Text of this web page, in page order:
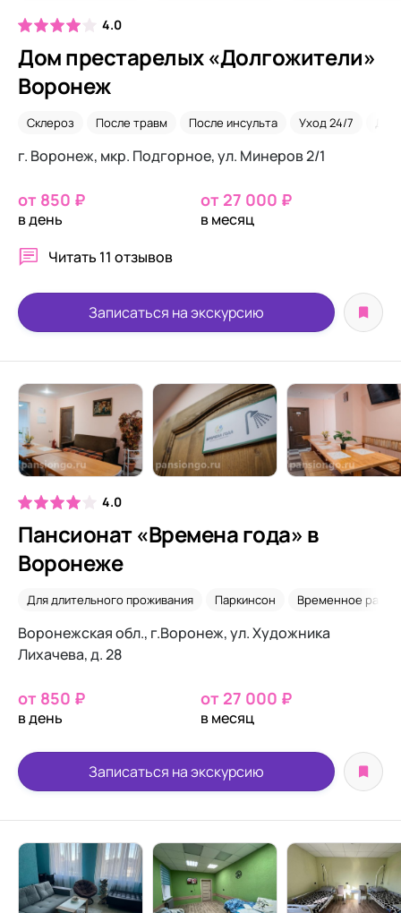
4.0
Дом престарелых «Долгожители»
Воронеж
Склероз После травм После инсульта Уход 24/7 Для
г. Воронеж, мкр. Подгорное, ул. Минеров 2/1
от 850 ₽
в день
от 27 000 ₽
в месяц
Читать 11 отзывов
Записаться на экскурсию
4.0
Пансионат «Времена года» в
Воронеже
Для длительного проживания Паркинсон Временное
Воронежская обл., г.Воронеж, ул. Художника
Лихачева, д. 28
от 850 ₽
в день
от 27 000 ₽
в месяц
Записаться на экскурсию